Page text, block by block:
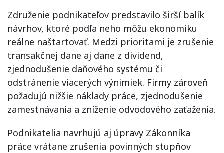
Združenie podnikateľov predstavilo širší balík
návrhov, ktoré podľa neho môžu ekonomiku
reálne naštartovať. Medzi prioritami je zrušenie
transakčnej dane aj dane z dividend,
zjednodušenie daňového systému či
odstránenie viacerých výnimiek. Firmy zároveň
požadujú nižšie náklady práce, zjednodušenie
zamestnávania a zníženie odvodového zaťaženia.
Podnikatelia navrhujú aj úpravy Zákonníka
práce vrátane zrušenia povinných stupňov